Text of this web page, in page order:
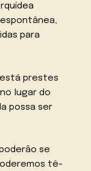
para
prestes
lugar do
possa ser
se
tê-